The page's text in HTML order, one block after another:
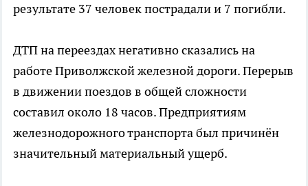
результате 37 человек пострадали и 7 погибли.
ДТП на переездах негативно сказались на
работе Приволжской железной дороги. Перерыв
в движении поездов в общей сложности
составил около 18 часов. Предприятиям
железнодорожного транспорта был причинён
значительный материальный ущерб.